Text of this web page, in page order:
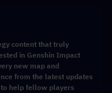
content that truly
in Genshin Impact
new map and
from the latest updates
help fellow players